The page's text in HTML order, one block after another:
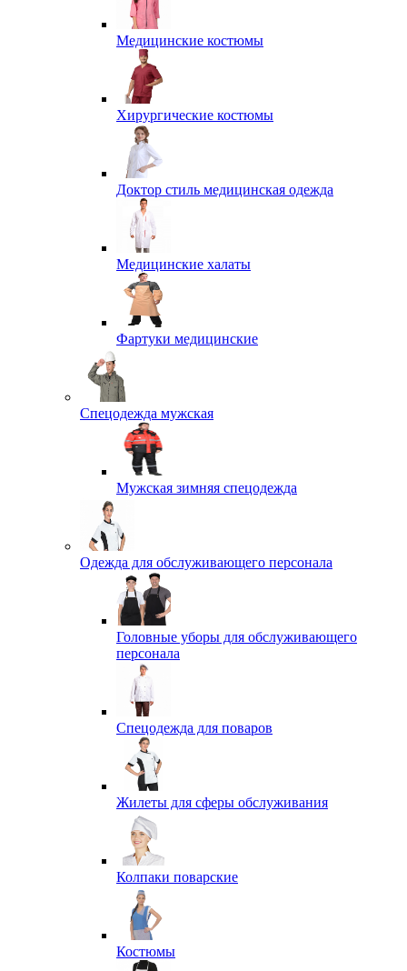
Медицинские костюмы
Хирургические костюмы
Доктор стиль медицинская одежда
Медицинские халаты
Фартуки медицинские
Спецодежда мужская
Мужская зимняя спецодежда
Одежда для обслуживающего персонала
Головные уборы для обслуживающего
персонала
Спецодежда для поваров
Жилеты для сферы обслуживания
Колпаки поварские
Костюмы